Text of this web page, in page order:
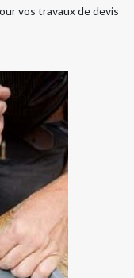
vos travaux de devis